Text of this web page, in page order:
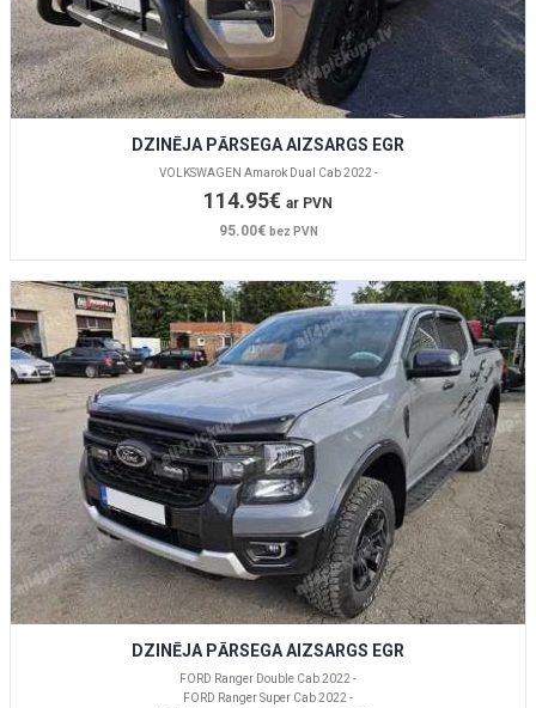
DZINĒJA PĀRSEGA AIZSARGS EGR
VOLKSWAGEN Amarok Dual Cab 2022 -
114.95€ ar PVN
95.00€ bez PVN
DZINĒJA PĀRSEGA AIZSARGS EGR
FORD Ranger Double Cab 2022 -
FORD Ranger Super Cab 2022 -